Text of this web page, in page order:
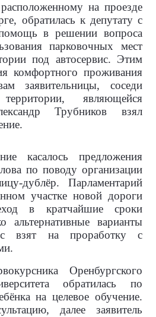
на проезде
обратилась к депутату с
в решении вопроса
парковочных мест
под автосервис. Этим
комфортного проживания
заявительницы, соседи
являющейся
Трубников взял
касалось предложения
по поводу организации
дублёр. Парламентарий
участке новой дороги
в кратчайшие сроки
альтернативные варианты
взят на проработку с
Оренбургского
обратилась по
на целевое обучение.
далее заявитель